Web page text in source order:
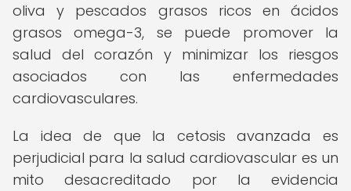
oliva y pescados grasos ricos en ácidos
grasos omega-3, se puede promover la
salud del corazón y minimizar los riesgos
asociados con las enfermedades
cardiovasculares.
La idea de que la cetosis avanzada es
perjudicial para la salud cardiovascular es un
mito desacreditado por la evidencia